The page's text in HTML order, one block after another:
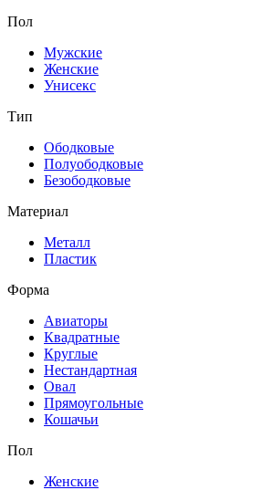
Пол
Мужские
Женские
Унисекс
Тип
Ободковые
Полуободковые
Безободковые
Материал
Металл
Пластик
Форма
Авиаторы
Квадратные
Круглые
Нестандартная
Овал
Прямоугольные
Кошачьи
Пол
Женские